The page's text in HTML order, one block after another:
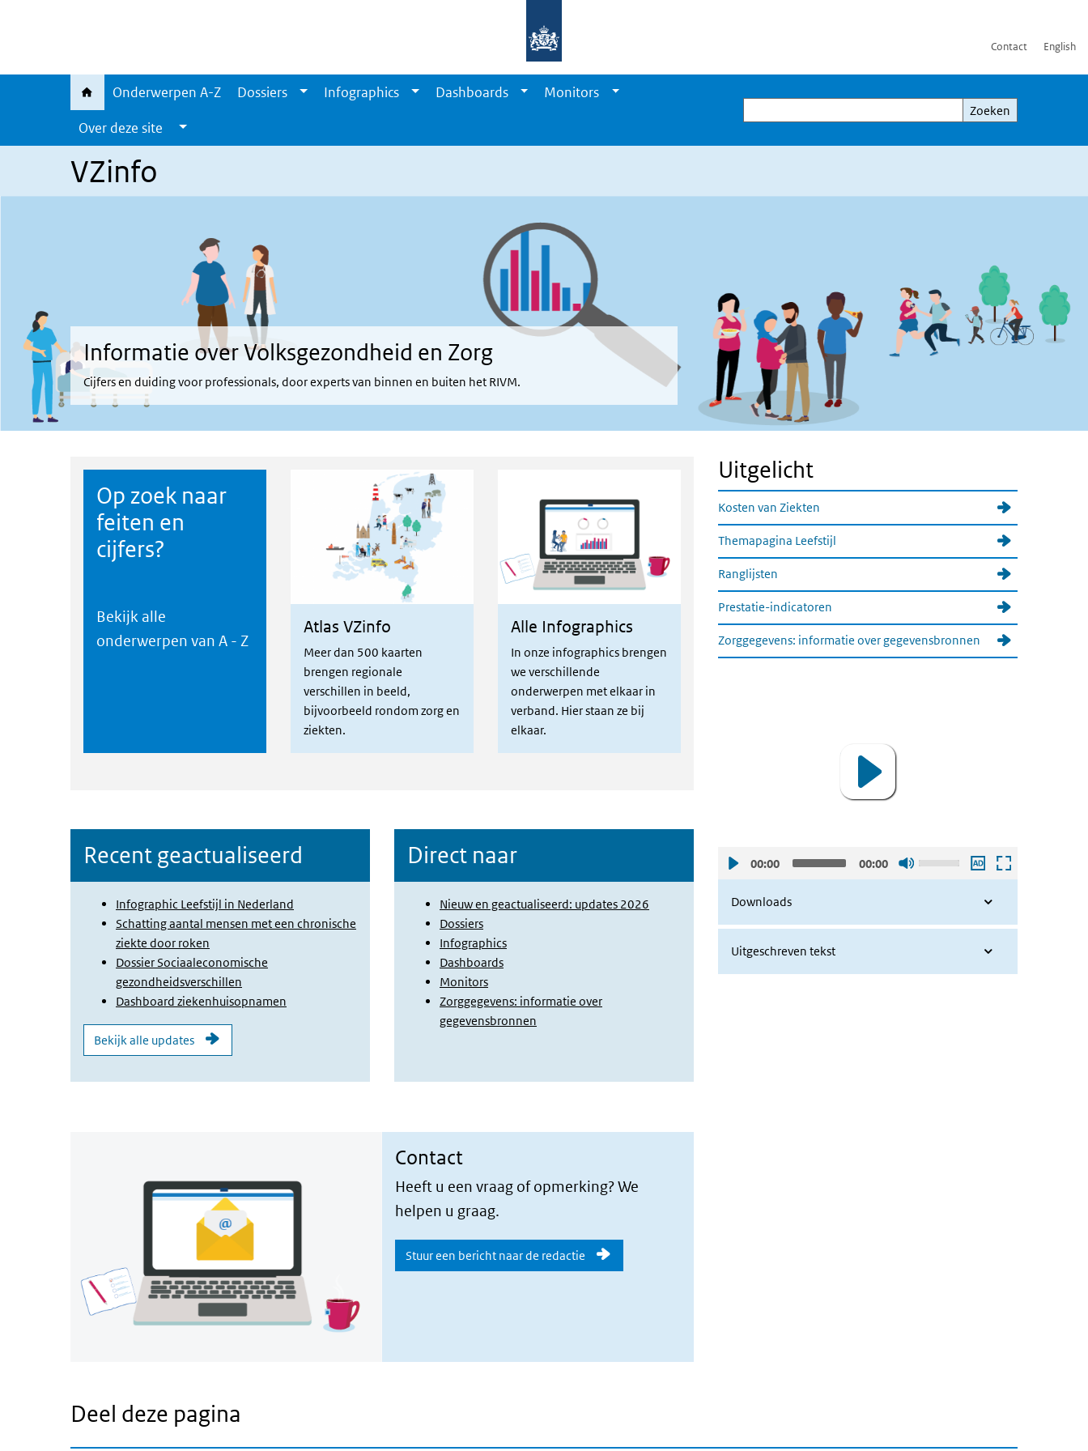
Contact English
Onderwerpen A-Z Dossiers Infographics Dashboards
Monitors
Over deze site
Zoeken
Zoeken
VZinfo
Informatie over Volksgezondheid en Zorg
Cijfers en duiding voor professionals, door experts van binnen en buiten het RIVM.
Op zoek naar
feiten en
cijfers?
Bekijk alle
onderwerpen van A - Z
Atlas VZinfo
Atlas VZinfo
Meer dan 500 kaarten
brengen regionale
verschillen in beeld,
bijvoorbeeld rondom zorg en
ziekten.
Alle infographics
Alle Infographics
In onze infographics brengen
we verschillende
onderwerpen met elkaar in
verband. Hier staan ze bij
elkaar.
Recent geactualiseerd
Infographic Leefstijl in Nederland
Schatting aantal mensen met een chronische
ziekte door roken
Dossier Sociaaleconomische
gezondheidsverschillen
Dashboard ziekenhuisopnamen
Bekijk alle updates
Direct naar
Nieuw en geactualiseerd: updates 2026
Dossiers
Infographics
Dashboards
Monitors
Zorggegevens: informatie over
gegevensbronnen
Contact
Heeft u een vraag of opmerking? We
helpen u graag.
Stuur een bericht naar de redactie
Uitgelicht
Kosten van Ziekten
Themapagina Leefstijl
Ranglijsten
Prestatie-indicatoren
Zorggegevens: informatie over gegevensbronnen
00:00 00:00
omhoog
omlaag
Downloads
Uitgeschreven tekst
Deel deze pagina